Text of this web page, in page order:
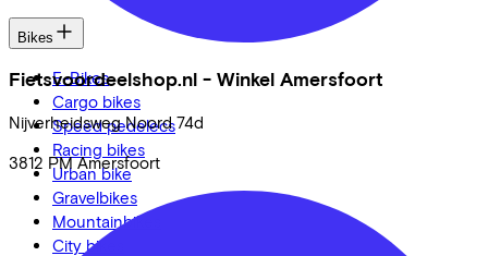
Fietsvoordeelshop.nl - Winkel Amersfoort
Nijverheidsweg Noord 74d
3812 PM Amersfoort
Bikes
E-Bikes
Cargo bikes
Speed pedelecs
Racing bikes
Urban bike
Gravelbikes
Mountainbikes
City bikes